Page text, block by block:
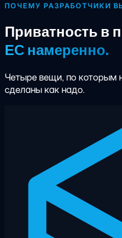
ПОЧЕМУ РАЗРАБОТЧИКИ
Приватность в
ЕС намеренно.
Четыре вещи, по которым
сделаны как надо.